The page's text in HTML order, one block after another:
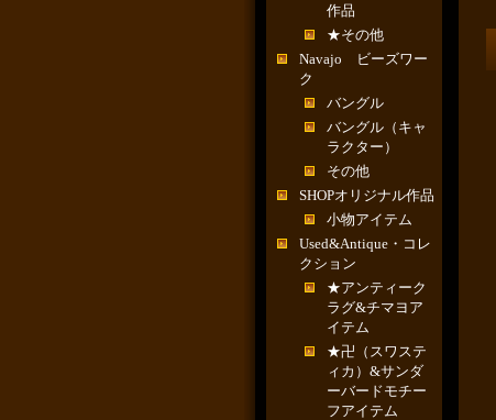
作品
★その他
Navajo ビーズワー
ク
バングル
バングル（キャ
ラクター）
その他
SHOPオリジナル作品
小物アイテム
Used&Antique・コレ
クション
★アンティーク
ラグ&チマヨア
イテム
★卍（スワステ
ィカ）&サンダ
ーバードモチー
フアイテム